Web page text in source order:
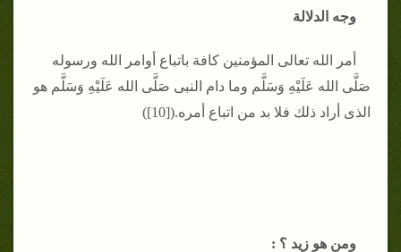
وجه الدلالة
أمر الله تعالى المؤمنين كافة باتباع أوامر الله ورسوله
صَلَّى الله عَلَيْهِ وَسَلَّم وما دام النبى صَلَّى الله عَلَيْهِ وَسَلَّم هو
الذى أراد ذلك فلا بد من اتباع أمره.([10])
ومن هو زيد ؟ :